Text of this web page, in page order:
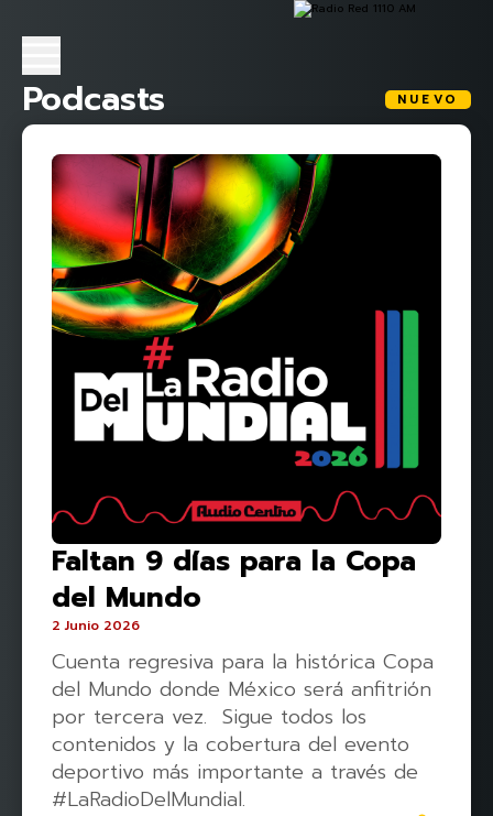
Podcasts NUEVO
Faltan 9 días para la Copa
del Mundo
2 Junio 2026
Cuenta regresiva para la histórica Copa
del Mundo donde México será anfitrión
por tercera vez. Sigue todos los
contenidos y la cobertura del evento
deportivo más importante a través de
#LaRadioDelMundial.